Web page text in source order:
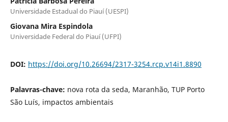
Universidade Estadual do Piauí (UESPI)
Giovana Mira Espindola
Universidade Federal do Piauí (UFPI)
DOI: https://doi.org/10.26694/2317-3254.rcp.v14i1.8890
Palavras-chave: nova rota da seda, Maranhão, TUP Porto
São Luís, impactos ambientais